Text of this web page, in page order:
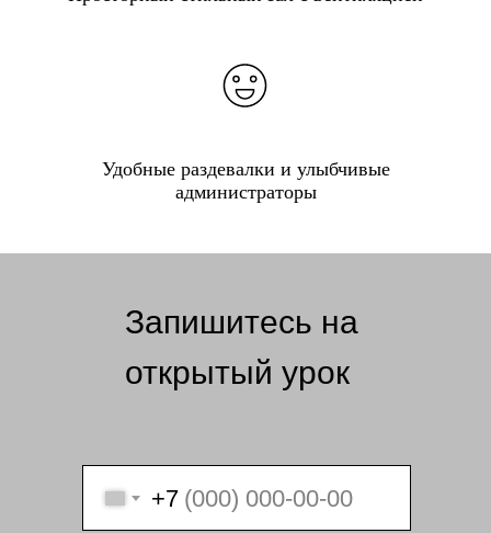
Удобные раздевалки и улыбчивые
администраторы
+7
Запишитесь на
открытый урок